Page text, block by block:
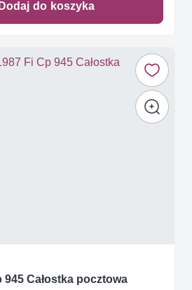
Dodaj do koszyka
945 Całostka pocztowa